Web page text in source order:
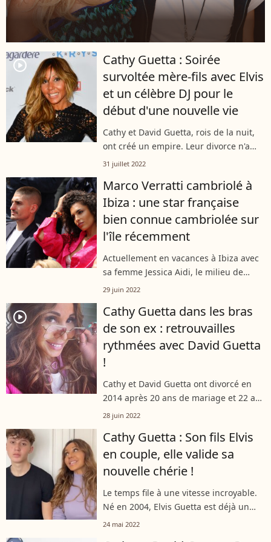
player2
Cathy Guetta : Soirée
survoltée mère-fils avec Elvis
et un célèbre DJ pour le
début d'une nouvelle vie
Cathy et David Guetta, rois de la nuit,
ont créé un empire. Leur divorce n'a
donc en rien modifié leur amour du
transmis à leur fils Tim Elvis qui,...
31 juillet 2022
Marco Verratti cambriolé à
Ibiza : une star française
bien connue cambriolée sur
l'île récemment
Actuellement en vacances à Ibiza avec
sa femme Jessica Aidi, le milieu de
terrain du PSG Marco Verratti a été
assez fréquente sur l'île puisqu'une...
29 juin 2022
player2
Cathy Guetta dans les bras
de son ex : retrouvailles
rythmées avec David Guetta
!
Cathy et David Guetta ont divorcé en
2014 après 20 ans de mariage et 22 ans
de relation. Pour autant, les parents
proches. Ils se croisent régulièrement...
28 juin 2022
Cathy Guetta : Son fils Elvis
en couple, elle valide sa
nouvelle chérie !
Le temps file à une vitesse incroyable.
Né en 2004, Elvis Guetta est déjà un
jeune homme majeur... et il a trouvé,
24 mai 2022